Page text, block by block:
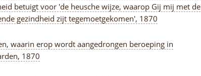
betuigt voor 'de heusche wijze, waarop Gij mij met de
gezindheid zijt tegemoetgekomen', 1870
waarin erop wordt aangedrongen beroeping in
1870